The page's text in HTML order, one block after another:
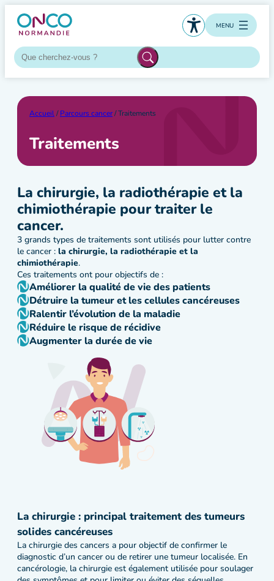
Aller
contenu
MENU
Accueil/Parcours cancer/ Traitements
Traitements
La chirurgie, la radiothérapie et la
chimiothérapie pour traiter le
cancer.
3 grands types de traitements sont utilisés pour lutter contre
le cancer : la chirurgie, la radiothérapie et la
chimiothérapie.
Ces traitements ont pour objectifs de :
Améliorer la qualité de vie des patients
Détruire la tumeur et les cellules cancéreuses
Ralentir l’évolution de la maladie
Réduire le risque de récidive
Augmenter la durée de vie
La chirurgie : principal traitement des tumeurs
solides cancéreuses
La chirurgie des cancers a pour objectif de confirmer le
diagnostic d’un cancer ou de retirer une tumeur localisée. En
cancérologie, la chirurgie est également utilisée pour soulager